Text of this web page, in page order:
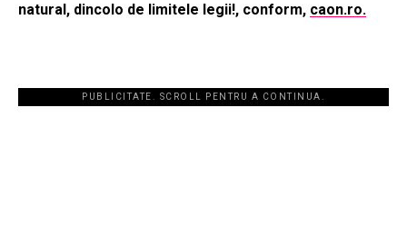
natural, dincolo de limitele legii!, conform, caon.ro.
PUBLICITATE. SCROLL PENTRU A CONTINUA.